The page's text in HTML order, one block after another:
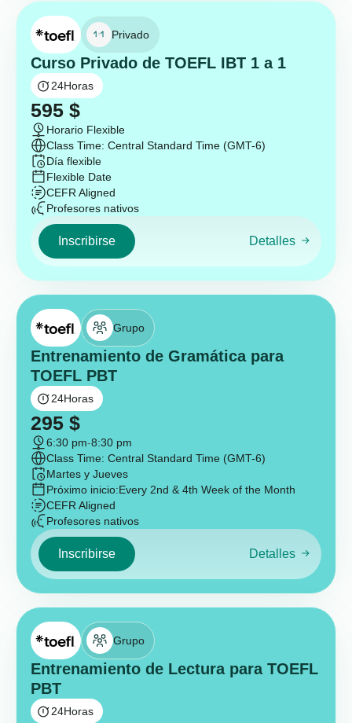
Privado
Curso Privado de TOEFL IBT 1 a 1
24Horas
595 $
Horario Flexible
Class Time: Central Standard Time (GMT-6)
Día flexible
Flexible Date
CEFR Aligned
Profesores nativos
Inscribirse Detalles
Grupo
Entrenamiento de Gramática para
TOEFL PBT
24Horas
295 $
6:30 pm-8:30 pm
Class Time: Central Standard Time (GMT-6)
Martes y Jueves
Próximo inicio:Every 2nd & 4th Week of the Month
CEFR Aligned
Profesores nativos
Inscribirse Detalles
Grupo
Entrenamiento de Lectura para TOEFL
PBT
24Horas